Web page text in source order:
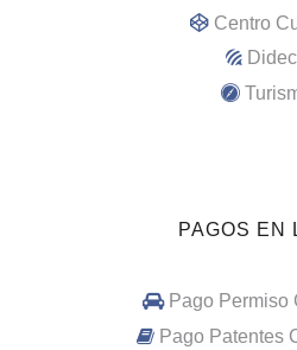
Centro
PAGOS EN
Pago Permiso
Pago Patentes